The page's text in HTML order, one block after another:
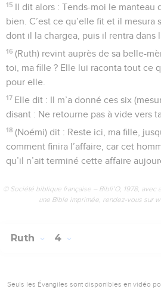
15 Il dit alors : Tends-moi le manteau
bien. C’est ce qu’elle fit et il mesura
dont il la chargea, puis il rentra dans
16 (Ruth) revint auprès de sa belle-
toi, ma fille ? Elle lui raconta tout ce
pour elle.
17 Elle dit : Il m’a donné ces six
disant : Ne retourne pas à vide vers
18 (Noémi) dit : Reste ici, ma fille,
comment finira l’affaire, car cet
qu’il n’ait terminé cette affaire
© Société biblique française – Bibli’O, 1978, avec
une Bible imprimée, rendez-vous sur
Ruth 4
Seuls les Évangiles sont disponibles en vidéo